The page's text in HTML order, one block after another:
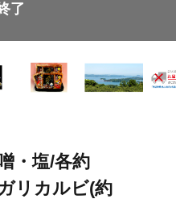
了
・塩/各約
リカルビ(約